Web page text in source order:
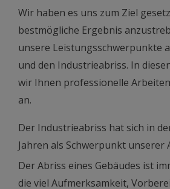
Wir haben es uns zum Ziel
bestmögliche Ergebnis
unsere Leistungsschwerpunkte
und den Industrieabriss. In
wir Ihnen professionelle
an.
Der Industrieabriss hat sich in
Jahren als Schwerpunkt unserer
Der Abriss eines Gebäudes ist
die viel Aufmerksamkeit,